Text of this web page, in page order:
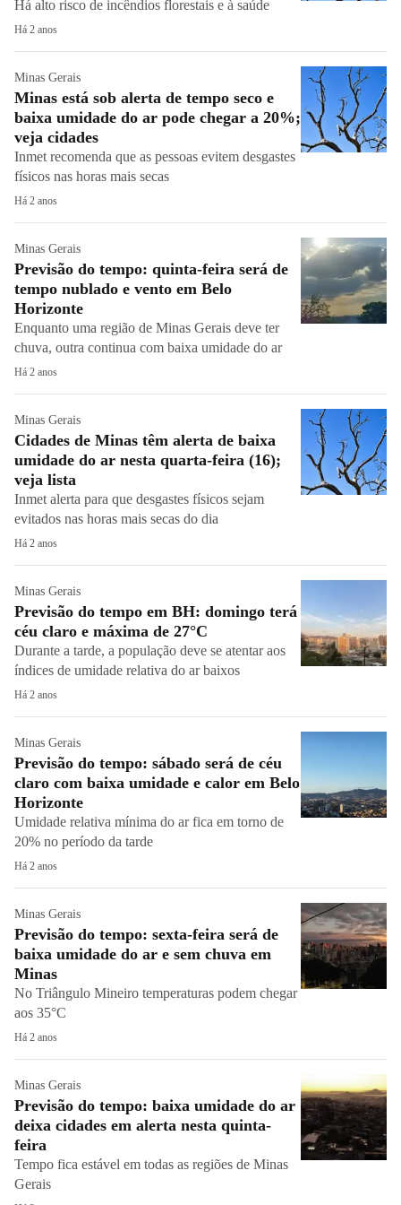
Há alto risco de incêndios florestais e à saúde
Há 2 anos
Minas Gerais
Minas está sob alerta de tempo seco e
baixa umidade do ar pode chegar a 20%;
veja cidades
Inmet recomenda que as pessoas evitem desgastes
físicos nas horas mais secas
Há 2 anos
Minas Gerais
Previsão do tempo: quinta-feira será de
tempo nublado e vento em Belo
Horizonte
Enquanto uma região de Minas Gerais deve ter
chuva, outra continua com baixa umidade do ar
Há 2 anos
Minas Gerais
Cidades de Minas têm alerta de baixa
umidade do ar nesta quarta-feira (16);
veja lista
Inmet alerta para que desgastes físicos sejam
evitados nas horas mais secas do dia
Há 2 anos
Minas Gerais
Previsão do tempo em BH: domingo terá
céu claro e máxima de 27°C
Durante a tarde, a população deve se atentar aos
índices de umidade relativa do ar baixos
Há 2 anos
Minas Gerais
Previsão do tempo: sábado será de céu
claro com baixa umidade e calor em Belo
Horizonte
Umidade relativa mínima do ar fica em torno de
20% no período da tarde
Há 2 anos
Minas Gerais
Previsão do tempo: sexta-feira será de
baixa umidade do ar e sem chuva em
Minas
No Triângulo Mineiro temperaturas podem chegar
aos 35°C
Há 2 anos
Minas Gerais
Previsão do tempo: baixa umidade do ar
deixa cidades em alerta nesta quinta-
feira
Tempo fica estável em todas as regiões de Minas
Gerais